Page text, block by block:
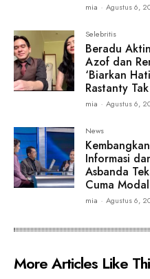
mia - Agustus 6,
Selebritis
Beradu
Azof dan
‘Biarkan
Rastanty
mia - Agustus 6,
News
Informasi
Asbanda
Cuma Modal
mia - Agustus 6,
More Articles Like